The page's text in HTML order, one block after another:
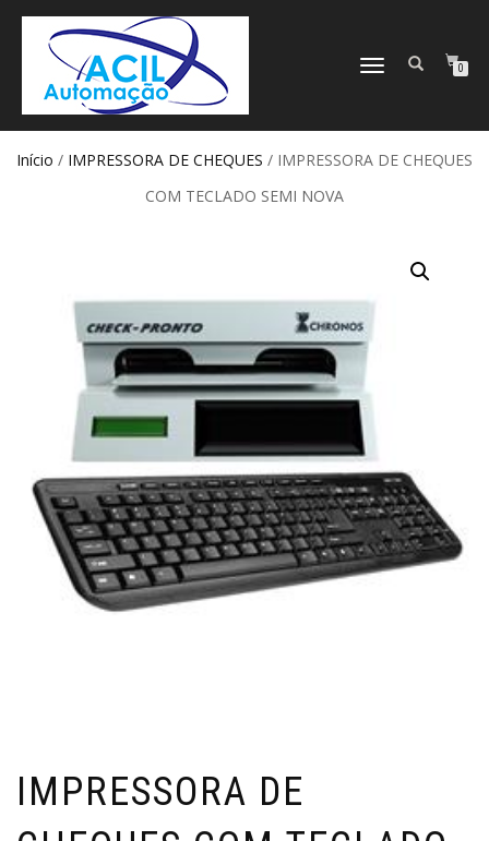
ALTERNAR
0
Início / IMPRESSORA DE CHEQUES / IMPRESSORA DE CHEQUES
COM TECLADO SEMI NOVA
IMPRESSORA DE